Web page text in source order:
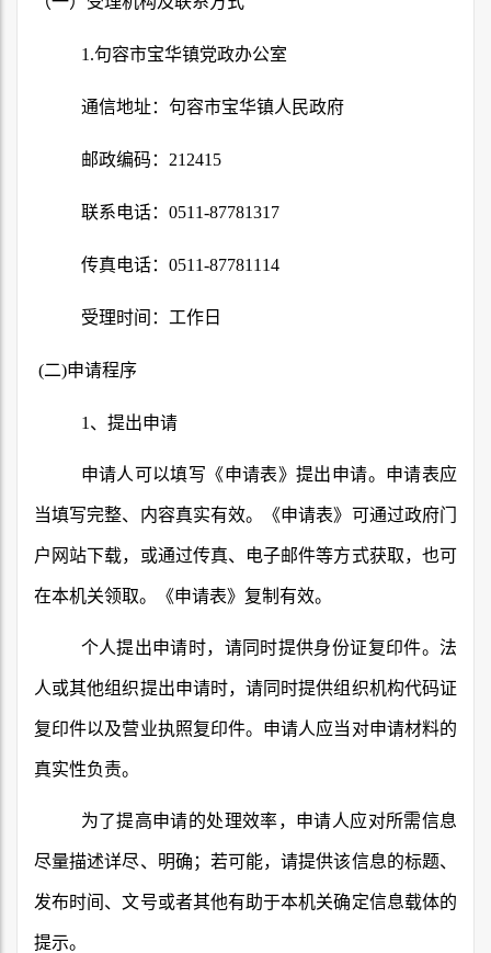
1.句容市宝华镇党政办公室
通信地址：句容市宝华镇人民政府
邮政编码： 212415
联系电话： 0511-87781317
传真电话： 0511-87781114
受理时间：工作日
(二)申请程序
1 、提出申请
申请人可以填写《申请表》提出申请。申请表应
当填写完整、内容真实有效。《申请表》可通过政府门
户网站下载，或通过传真、电子邮件等方式获取，也可
在本机关领取。《申请表》复制有效。
个人提出申请时，请同时提供身份证复印件。法
人或其他组织提出申请时，请同时提供组织机构代码证
复印件以及营业执照复印件。申请人应当对申请材料的
真实性负责。
为了提高申请的处理效率，申请人应对所需信息
尽量描述详尽、明确；若可能，请提供该信息的标题、
发布时间、文号或者其他有助于本机关确定信息载体的
提示。